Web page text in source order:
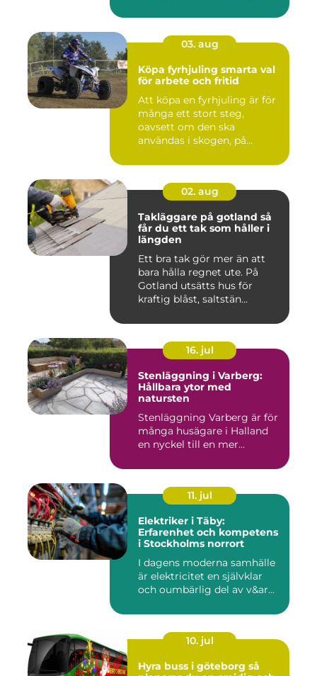
03. aug
Köpa fyrhjuling smarta val
för arbete och fritid
Att köpa en fyrhjuling är för
många ett stort steg,
oavsett om den ska
användas i skogen, på
02. aug
Takläggare på gotland så
får du ett tak som håller i
längden
Ett bra tak gör mer än att
bara hålla regnet ute. På
Gotland utsätts hus för
kraftig blåst, saltstän...
16. jul
Stenläggning i Varberg:
Hållbara ytor med
natursten
Stenläggning Varberg är för
många husägare i Halland
en nyckel till en mer...
11. jul
Elektriker i Täby:
Erfarenhet och kompetens
i Stockholms norrort
I dagens moderna samhälle
är elektricitet en självklar
och oumbärlig del av v&ar...
10. jul
Hyra buss i göteborg så